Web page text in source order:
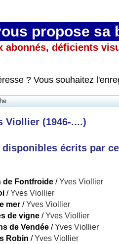
propose sa
abonnés, déficients
? Vous souhaitez
Viollier (1946-....)
disponibles écrits par
de Fontfroide /Yves Viollier
/Yves Viollier
mer /Yves Viollier
de vigne /Yves Viollier
de Vendée /Yves Viollier
Robin /Yves Viollier